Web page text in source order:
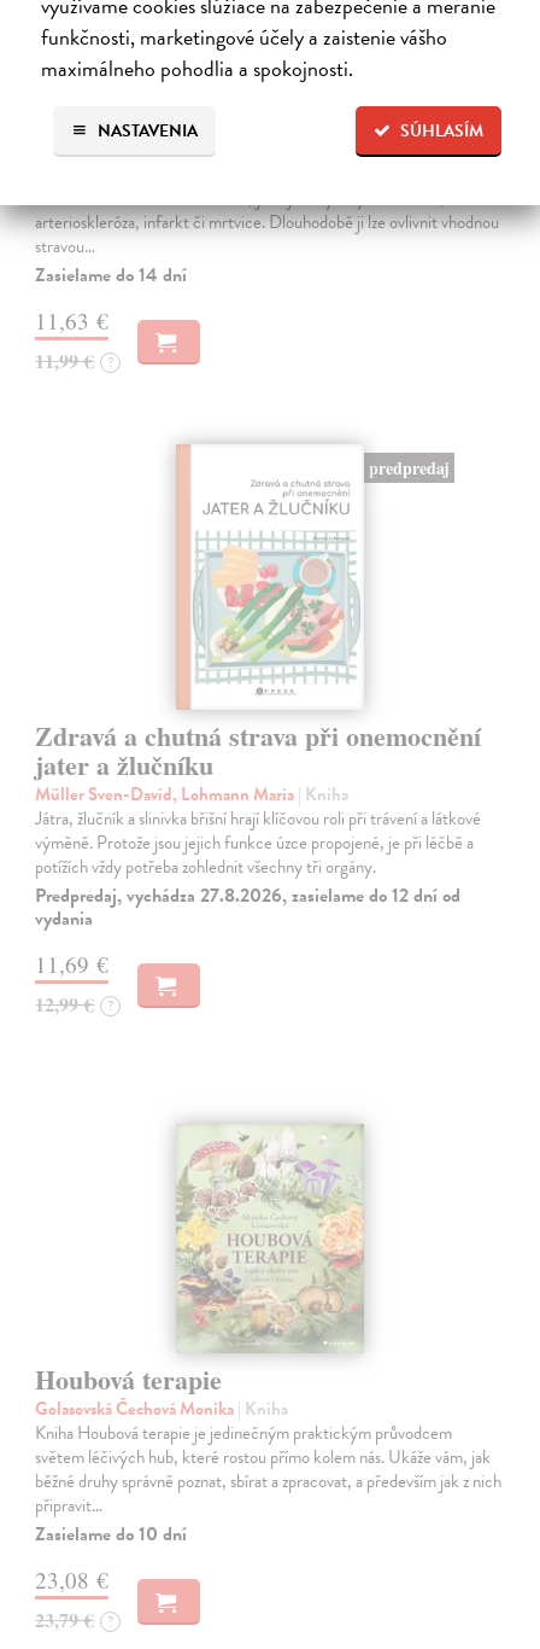
funkčnosti, marketingové účely a zaistenie vášho
maximálneho pohodlia a spokojnosti.
SÚHLASÍM
NASTAVENIA
Zdravá a chutná strava při vysokém
cholesterolu
Carlsson Sonja| Kniha
arterioskleróza, infarkt či mrtvice. Dlouhodobě ji lze ovlivnit vhodnou
stravou…
Zasielame do 14 dní
11,63 €
11,99 € ?
predpredaj
Zdravá a chutná strava při onemocnění
jater a žlučníku
Müller Sven-David, Lohmann Maria| Kniha
Játra, žlučník a slinivka břišní hrají klíčovou roli při trávení a látkové
výměně. Protože jsou jejich funkce úzce propojené, je při léčbě a
potížích vždy potřeba zohlednit všechny tři orgány.
Predpredaj, vychádza 27.8.2026, zasielame do 12 dní od
vydania
11,69 €
12,99 € ?
Houbová terapie
Golasovská Čechová Monika| Kniha
Kniha Houbová terapie je jedinečným praktickým průvodcem
světem léčivých hub, které rostou přímo kolem nás. Ukáže vám, jak
běžné druhy správně poznat, sbírat a zpracovat, a především jak z nich
připravit…
Zasielame do 10 dní
23,08 €
23,79 € ?